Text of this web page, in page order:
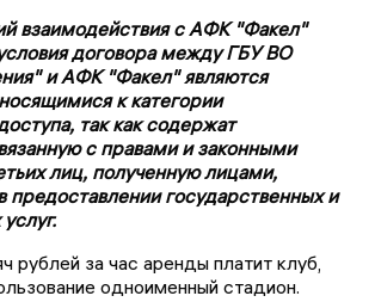
взаимодействия с АФК "Факел"
договора между ГБУ ВО
и АФК "Факел" являются
к категории
так как содержат
с правами и законными
лиц, полученную лицами,
предоставлении государственных и
рублей за час аренды платит клуб,
одноименный стадион.